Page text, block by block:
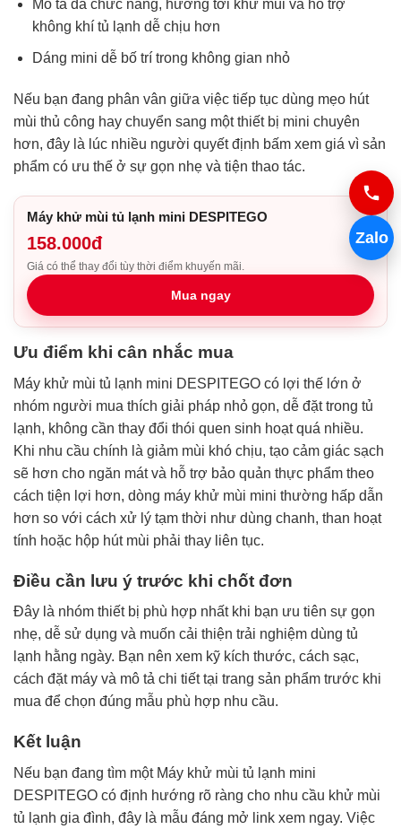
Mô tả đa chức năng, hướng tới khử mùi và hỗ trợ
không khí tủ lạnh dễ chịu hơn
Dáng mini dễ bố trí trong không gian nhỏ
Nếu bạn đang phân vân giữa việc tiếp tục dùng mẹo hút
mùi thủ công hay chuyển sang một thiết bị mini chuyên
hơn, đây là lúc nhiều người quyết định bấm xem giá vì sản
phẩm có ưu thế ở sự gọn nhẹ và tiện thao tác.
Máy khử mùi tủ lạnh mini DESPITEGO
158.000đ
Giá có thể thay đổi tùy thời điểm khuyến mãi.
Mua ngay
Ưu điểm khi cân nhắc mua
Máy khử mùi tủ lạnh mini DESPITEGO có lợi thế lớn ở
nhóm người mua thích giải pháp nhỏ gọn, dễ đặt trong tủ
lạnh, không cần thay đổi thói quen sinh hoạt quá nhiều.
Khi nhu cầu chính là giảm mùi khó chịu, tạo cảm giác sạch
sẽ hơn cho ngăn mát và hỗ trợ bảo quản thực phẩm theo
cách tiện lợi hơn, dòng máy khử mùi mini thường hấp dẫn
hơn so với cách xử lý tạm thời như dùng chanh, than hoạt
tính hoặc hộp hút mùi phải thay liên tục.
Điều cần lưu ý trước khi chốt đơn
Đây là nhóm thiết bị phù hợp nhất khi bạn ưu tiên sự gọn
nhẹ, dễ sử dụng và muốn cải thiện trải nghiệm dùng tủ
lạnh hằng ngày. Bạn nên xem kỹ kích thước, cách sạc,
cách đặt máy và mô tả chi tiết tại trang sản phẩm trước khi
mua để chọn đúng mẫu phù hợp nhu cầu.
Kết luận
Nếu bạn đang tìm một Máy khử mùi tủ lạnh mini
DESPITEGO có định hướng rõ ràng cho nhu cầu khử mùi
tủ lạnh gia đình, đây là mẫu đáng mở link xem ngay. Việc
Zalo